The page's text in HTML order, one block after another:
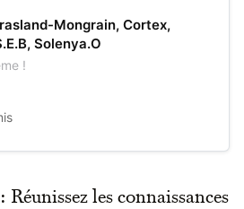
Mongrain, Cortex,
Solenya.O
!
les connaissances